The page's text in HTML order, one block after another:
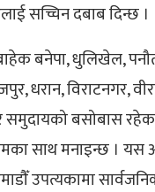
सच्चिन दबाब दिन्छ ।
बनेपा, धुलिखेल,
धरान, विराटनगर,
समुदायको बसोबास
साथ मनाइन्छ ।
उपत्यकामा